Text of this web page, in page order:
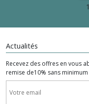
Actualités
Recevez des offres en vous
remise de10% sans